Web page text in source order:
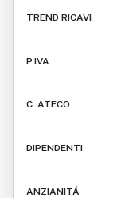
TREND RICAVI
P.IVA
C. ATECO
DIPENDENTI
ANZIANITÁ